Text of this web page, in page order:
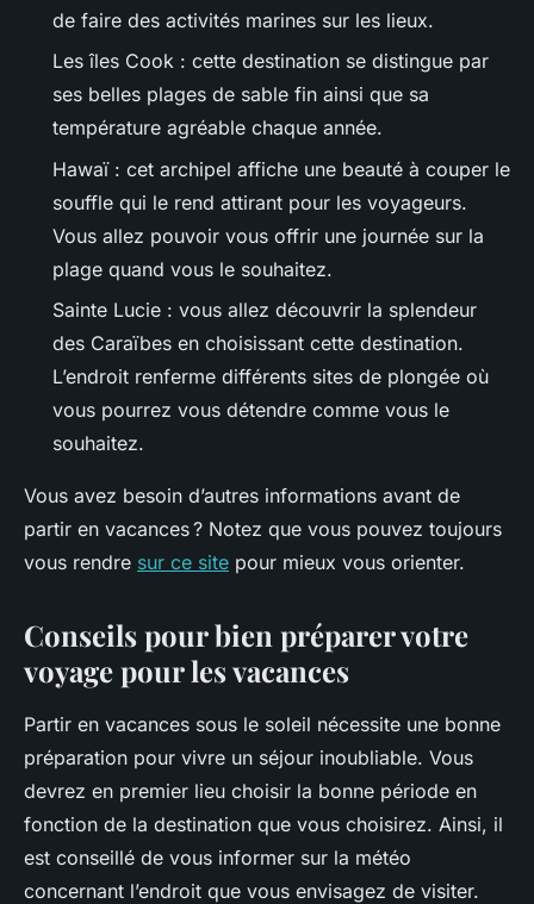
de faire des activités marines sur les lieux.
Les îles Cook : cette destination se distingue par
ses belles plages de sable fin ainsi que sa
température agréable chaque année.
Hawaï : cet archipel affiche une beauté à couper le
souffle qui le rend attirant pour les voyageurs.
Vous allez pouvoir vous offrir une journée sur la
plage quand vous le souhaitez.
Sainte Lucie : vous allez découvrir la splendeur
des Caraïbes en choisissant cette destination.
L’endroit renferme différents sites de plongée où
vous pourrez vous détendre comme vous le
souhaitez.
Vous avez besoin d’autres informations avant de
partir en vacances ? Notez que vous pouvez toujours
vous rendre sur ce site pour mieux vous orienter.
Conseils pour bien préparer votre
voyage pour les vacances
Partir en vacances sous le soleil nécessite une bonne
préparation pour vivre un séjour inoubliable. Vous
devrez en premier lieu choisir la bonne période en
fonction de la destination que vous choisirez. Ainsi, il
est conseillé de vous informer sur la météo
concernant l’endroit que vous envisagez de visiter.